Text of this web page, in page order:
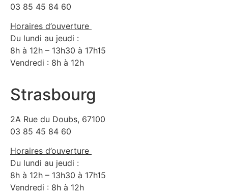
03 85 45 84 60
Horaires d’ouverture
Du lundi au jeudi :
8h à 12h – 13h30 à 17h15
Vendredi : 8h à 12h
Strasbourg
2A Rue du Doubs, 67100
03 85 45 84 60
Horaires d’ouverture
Du lundi au jeudi :
8h à 12h – 13h30 à 17h15
Vendredi : 8h à 12h